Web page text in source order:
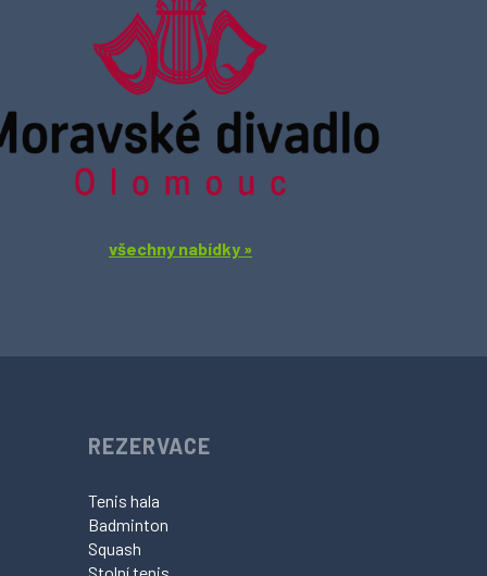
všechny nabídky »
REZERVACE
Tenis hala
Badminton
Squash